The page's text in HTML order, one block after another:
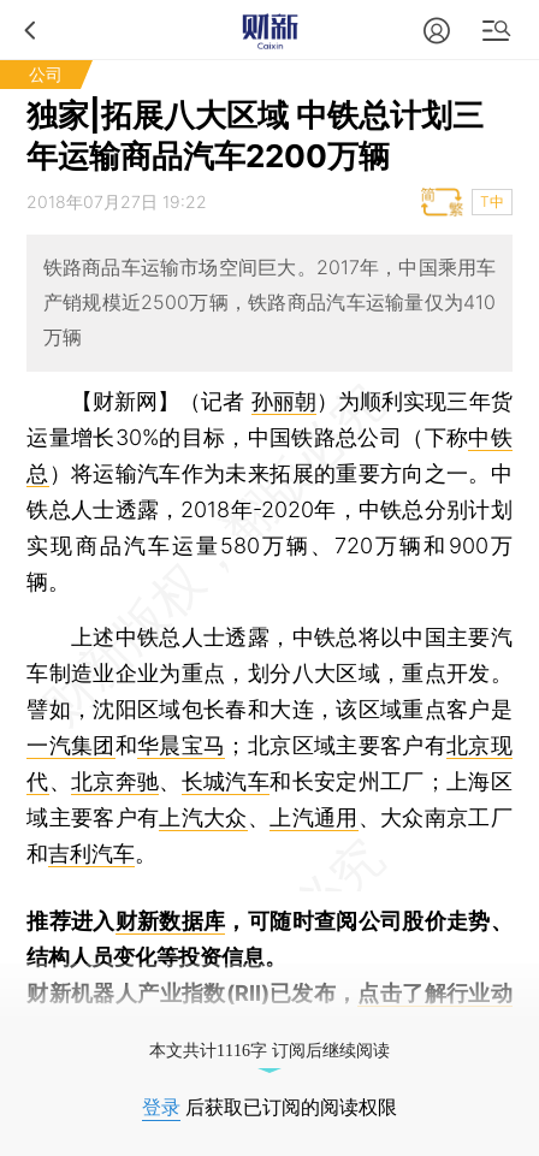
公司
独家|拓展八大区域 中铁总计划三
年运输商品汽车2200万辆
2018年07月27日 19:22 T中
铁路商品车运输市场空间巨大。2017年，中国乘用车
产销规模近2500万辆，铁路商品汽车运输量仅为410
万辆
【财新网】（记者 孙丽朝） 为顺利实现三年货
运量增长30%的目标，中国铁路总公司（下称中铁
总 ）将运输汽车作为未来拓展的重要方向之一。中
铁总人士透露，2018年-2020年，中铁总分别计划
实现商品汽车运量580万辆、720万辆和900万
辆。
上述中铁总人士透露，中铁总将以中国主要汽
车制造业企业为重点，划分八大区域，重点开发。
譬如，沈阳区域包长春和大连，该区域重点客户是
一汽集团和华晨宝马 ；北京区域主要客户有北京现
代、北京奔驰、 长城汽车和长安定州工厂；上海区
域主要客户有 上汽大众、 上汽通用 、大众南京工厂
和吉利汽车。
推荐进入财新数据库 ，可随时查阅公司股价走势、
结构人员变化等投资信息。
财新机器人产业指数(RII)已发布， 点击了解行业动
本文共计1116字 订阅后继续阅读
登录 后获取已订阅的阅读权限